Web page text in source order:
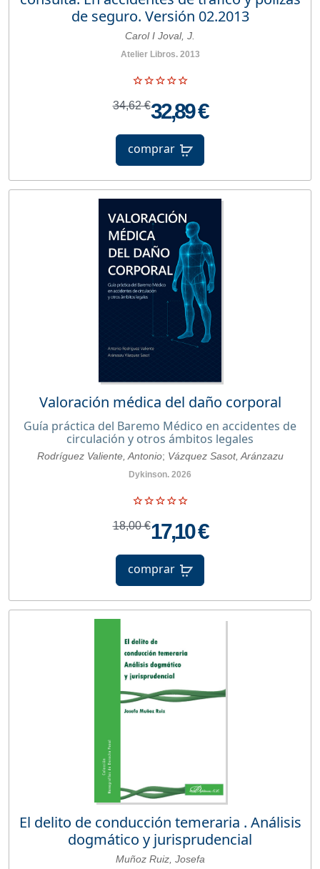
de seguro. Versión 02.2013
Carol I Joval, J.
Atelier Libros. 2013
34,62 €32,89 €
comprar
Valoración médica del daño corporal
Guía práctica del Baremo Médico en accidentes de
circulación y otros ámbitos legales
Rodríguez Valiente, Antonio; Vázquez Sasot, Aránzazu
Dykinson. 2026
18,00 €17,10 €
comprar
El delito de conducción temeraria . Análisis
dogmático y jurisprudencial
Muñoz Ruiz, Josefa